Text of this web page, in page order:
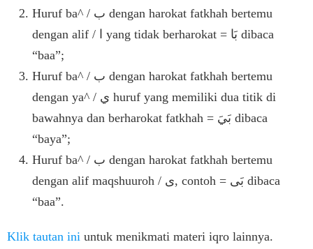
Huruf ba^ / ب dengan harokat fatkhah bertemu
dengan alif / ا yang tidak berharokat = بَا dibaca
“baa”;
Huruf ba^ / ب dengan harokat fatkhah bertemu
dengan ya^ / ي huruf yang memiliki dua titik di
bawahnya dan berharokat fatkhah = بَيَ dibaca
“baya”;
Huruf ba^ / ب dengan harokat fatkhah bertemu
dengan alif maqshuuroh / ى, contoh = بَى dibaca
“baa”.
Klik tautan ini untuk menikmati materi iqro lainnya.